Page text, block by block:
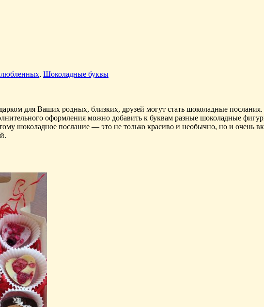
, Шоколадные буквы
для Ваших родных, близких, друзей могут стать шоколадные
оформления можно добавить к буквам разные шоколадные
шоколадное послание — это не только красиво и необычно, но и очень